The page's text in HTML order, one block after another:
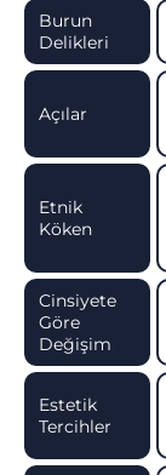
Burun
Delikleri
Açılar
Etnik
Köken
Cinsiyete
Göre
Değişim
Estetik
Tercihler